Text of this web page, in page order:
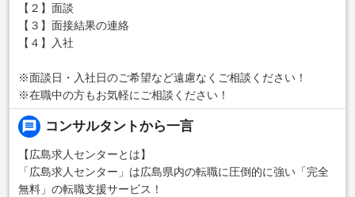
【２】面談
【３】面接結果の連絡
【４】入社
※面談日・入社日のご希望など遠慮なくご相談ください！
※在職中の方もお気軽にご相談ください！
コンサルタントから一言
【広島求人センターとは】
「広島求人センター」は広島県内の転職に圧倒的に強い「完全
無料」の転職支援サービス！